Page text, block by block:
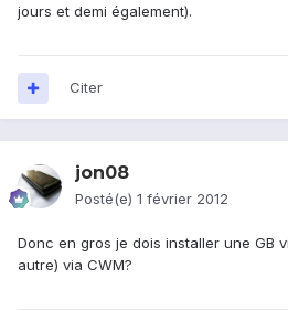
jours et demi également).
Citer
jon08
Posté(e) 1 février 2012
Donc en gros je dois installer une GB
autre) via CWM?